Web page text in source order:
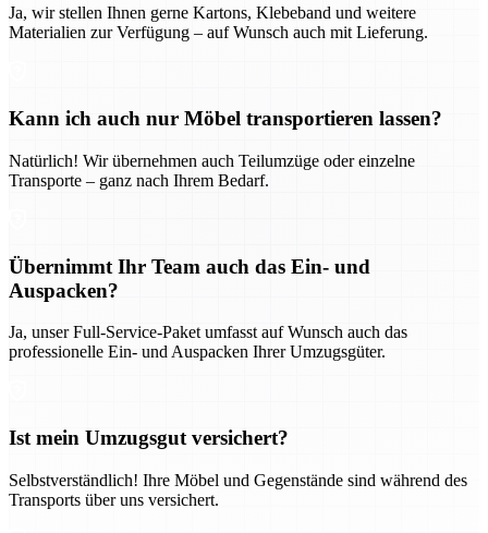
Ja, wir stellen Ihnen gerne Kartons, Klebeband und weitere
Materialien zur Verfügung – auf Wunsch auch mit Lieferung.
Kann ich auch nur Möbel transportieren lassen?
Natürlich! Wir übernehmen auch Teilumzüge oder einzelne
Transporte – ganz nach Ihrem Bedarf.
Übernimmt Ihr Team auch das Ein- und
Auspacken?
Ja, unser Full-Service-Paket umfasst auf Wunsch auch das
professionelle Ein- und Auspacken Ihrer Umzugsgüter.
Ist mein Umzugsgut versichert?
Selbstverständlich! Ihre Möbel und Gegenstände sind während des
Transports über uns versichert.